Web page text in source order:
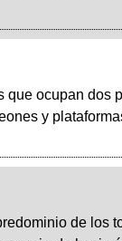
que ocupan dos
y
de los